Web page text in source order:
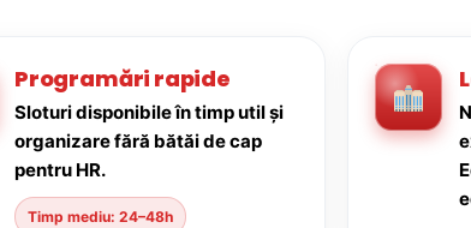
Programări rapide
Sloturi disponibile în timp util și
organizare fără bătăi de cap
pentru HR.
Timp mediu: 24–48h